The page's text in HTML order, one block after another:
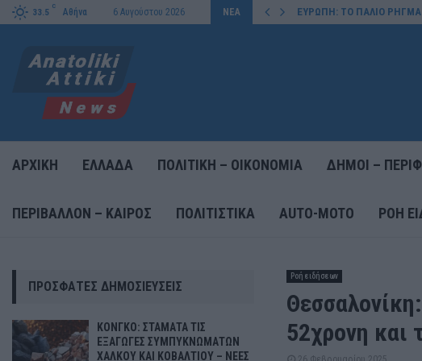
33.5
C
Αθήνα 6 Αυγούστου 2026 ΝΕΑ
ΚΑΙ ΚΟΒΑΛΤΙΟΥ – ΝΕΕΣ… ΕΥΡΩΠΗ: ΤΟ ΠΑΛΙΟ
ΑΡΧΙΚΗ ΕΛΛΑΔΑ ΠΟΛΙΤΙΚΗ – ΟΙΚΟΝΟΜΙΑ ΔΗΜΟΙ –
ΠΕΡΙΒΑΛΛΟΝ – ΚΑΙΡΟΣ ΠΟΛΙΤΙΣΤΙΚΑ AUTO-MOTO ΡΟΉ
Ροή ειδήσεων
52χρονη και
ΠΡΌΣΦΑΤΕΣ ΔΗΜΟΣΙΕΎΣΕΙΣ
ΚΟΝΓΚΟ: ΣΤΑΜΑΤΑ ΤΙΣ
ΕΞΑΓΩΓΕΣ ΣΥΜΠΥΚΝΩΜΑΤΩΝ
ΧΑΛΚΟΥ ΚΑΙ ΚΟΒΑΛΤΙΟΥ – ΝΕΕΣ